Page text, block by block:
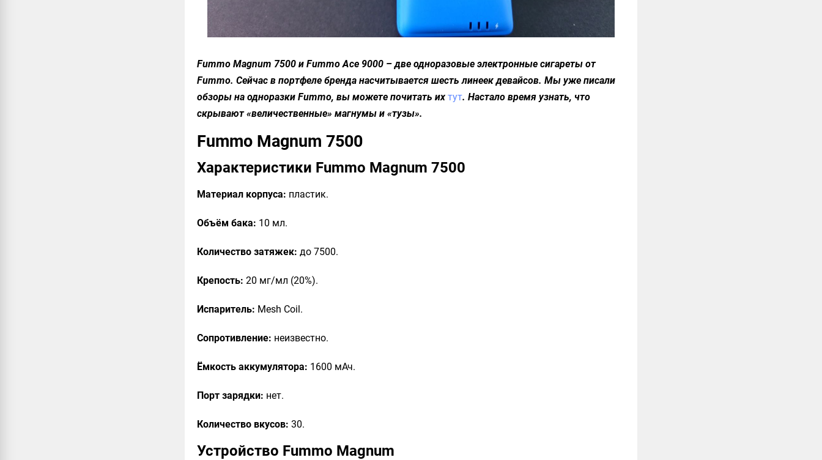
Fummo Magnum 7500 и Fummo Ace 9000 – две одноразовые электронные сигареты от
Fummo. Сейчас в портфеле бренда насчитывается шесть линеек девайсов. Мы уже писали
обзоры на одноразки Fummo, вы можете почитать их тут. Настало время узнать, что
скрывают «величественные» магнумы и «тузы».
Fummo Magnum 7500
Характеристики Fummo Magnum 7500
Материал корпуса: пластик.
Объём бака: 10 мл.
Количество затяжек: до 7500.
Крепость: 20 мг/мл (20%).
Испаритель: Mesh Coil.
Сопротивление: неизвестно.
Ёмкость аккумулятора: 1600 мАч.
Порт зарядки: нет.
Количество вкусов: 30.
Устройство Fummo Magnum